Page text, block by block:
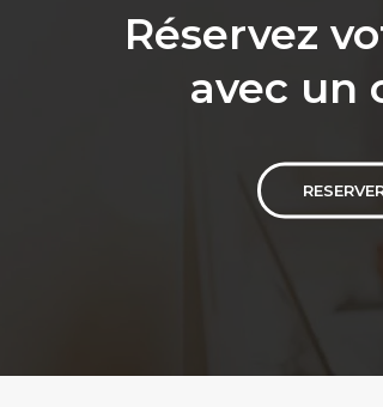
Réservez
avec un